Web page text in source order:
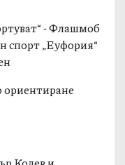
- Флашмоб
спорт „Еуфория“
ориентиране